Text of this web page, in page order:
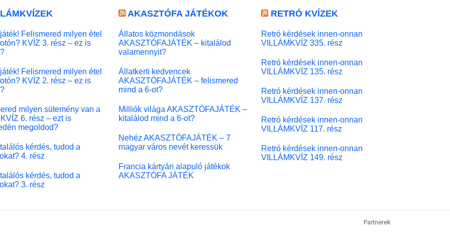
Felismered milyen étel
KVÍZ 3. rész – ez is
Felismered milyen étel
KVÍZ 2. rész – ez is
milyen sütemény van a
6. rész – ezt is
megoldod?
kérdés, tudod a
4. rész
kérdés, tudod a
3. rész
AKASZTÓFA JÁTÉKOK
Állatos közmondások
AKASZTÓFAJÁTÉK – kitalálod
valamennyit?
Állatkerti kedvencek
AKASZTÓFAJÁTÉK – felismered
mind a 6-ot?
Milliók világa AKASZTÓFAJÁTÉK –
kitalálod mind a 6-ot?
Nehéz AKASZTÓFAJÁTÉK – 7
magyar város nevét keressük
Francia kártyán alapuló játékok
AKASZTÓFA JÁTÉK
RETRÓ KVÍZEK
Retró kérdések innen-onnan
VILLÁMKVÍZ 335. rész
Retró kérdések innen-onnan
VILLÁMKVÍZ 135. rész
Retró kérdések innen-onnan
VILLÁMKVÍZ 137. rész
Retró kérdések innen-onnan
VILLÁMKVÍZ 117. rész
Retró kérdések innen-onnan
VILLÁMKVÍZ 149. rész
Partnerek